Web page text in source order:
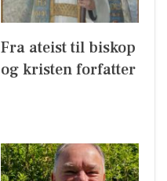
Fra ateist til biskop
og kristen forfatter